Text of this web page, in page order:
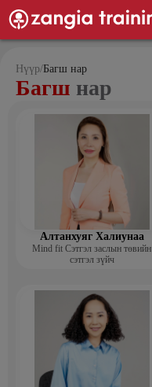
Нүүр/Багш нар
Багш нар
Алтанхуяг Халиунаа
Mind fit Сэтгэл заслын төвийн
сэтгэл зүйч